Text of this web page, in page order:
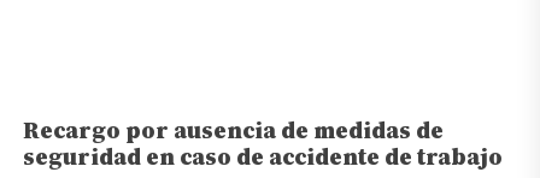
Recargo por ausencia de medidas de
seguridad en caso de accidente de trabajo